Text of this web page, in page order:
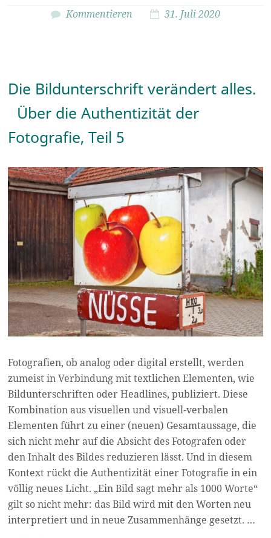
Kommentieren 31. Juli 2020
Die Bildunterschrift verändert alles.
Über die Authentizität der
Fotografie, Teil 5
Fotografien, ob analog oder digital erstellt, werden
zumeist in Verbindung mit textlichen Elementen, wie
Bildunterschriften oder Headlines, publiziert. Diese
Kombination aus visuellen und visuell-verbalen
Elementen führt zu einer (neuen) Gesamtaussage, die
sich nicht mehr auf die Absicht des Fotografen oder
den Inhalt des Bildes reduzieren lässt. Und in diesem
Kontext rückt die Authentizität einer Fotografie in ein
völlig neues Licht. „Ein Bild sagt mehr als 1000 Worte“
gilt so nicht mehr: das Bild wird mit den Worten neu
interpretiert und in neue Zusammenhänge gesetzt. …